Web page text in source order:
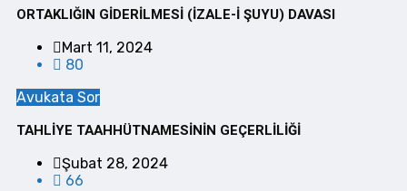
ORTAKLIĞIN GİDERİLMESİ (İZALE-İ ŞUYU) DAVASI
Mart 11, 2024
80
Avukata Sor
TAHLİYE TAAHHÜTNAMESİNİN GEÇERLİLİĞİ
Şubat 28, 2024
66